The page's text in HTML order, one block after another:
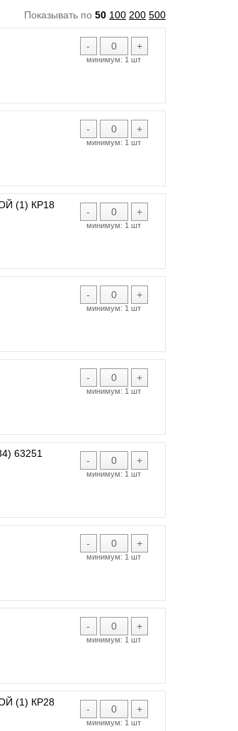
Показывать по 50 100 200 500
- +
минимум: 1 шт
- +
минимум: 1 шт
- +
минимум: 1 шт
(1) КР18
- +
минимум: 1 шт
- +
минимум: 1 шт
- +
минимум: 1 шт
63251
- +
минимум: 1 шт
- +
минимум: 1 шт
- +
минимум: 1 шт
(1) КР28